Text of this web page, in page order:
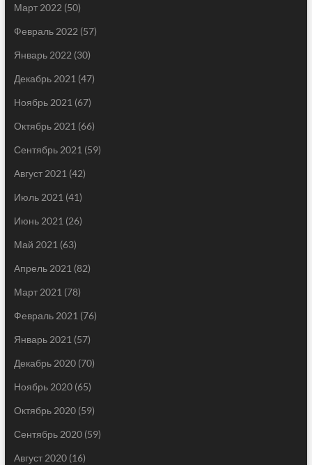
Март 2022 (50)
Февраль 2022 (57)
Январь 2022 (30)
Декабрь 2021 (47)
Ноябрь 2021 (67)
Октябрь 2021 (66)
Сентябрь 2021 (59)
Август 2021 (42)
Июль 2021 (41)
Июнь 2021 (26)
Май 2021 (63)
Апрель 2021 (82)
Март 2021 (78)
Февраль 2021 (76)
Январь 2021 (57)
Декабрь 2020(70)
Ноябрь 2020(65)
Октябрь 2020(59)
Сентябрь 2020(59)
Август 2020(16)